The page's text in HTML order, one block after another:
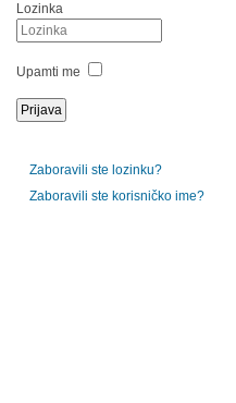
Lozinka
Upamti me
Zaboravili ste lozinku?
Zaboravili ste korisničko ime?